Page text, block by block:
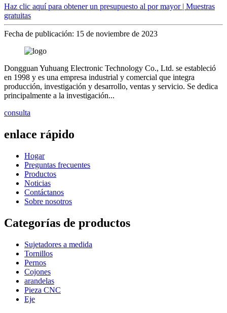
Haz clic aquí para obtener un presupuesto al por mayor | Muestras
gratuitas
Fecha de publicación: 15 de noviembre de 2023
Dongguan Yuhuang Electronic Technology Co., Ltd. se estableció
en 1998 y es una empresa industrial y comercial que integra
producción, investigación y desarrollo, ventas y servicio. Se dedica
principalmente a la investigación...
consulta
enlace rápido
Hogar
Preguntas frecuentes
Productos
Noticias
Contáctanos
Sobre nosotros
Categorías de productos
Sujetadores a medida
Tornillos
Pernos
Cojones
arandelas
Pieza CNC
Eje